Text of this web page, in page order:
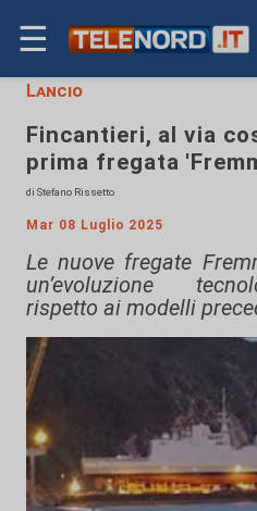
☰
Lancio
Fincantieri, al via
prima fregata
di Stefano Rissetto
Mar 08 Luglio 2025
Le nuove fregate
un’evoluzione
rispetto ai modelli